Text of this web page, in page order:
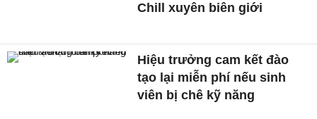
Chill xuyên biên giới
Hiệu trưởng cam kết đào
tạo lại miễn phí nếu sinh
viên bị chê kỹ năng